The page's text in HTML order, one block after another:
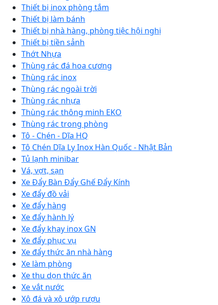
Thiết bị inox phòng tắm
Thiết bị làm bánh
Thiết bị nhà hàng, phòng tiệc hội nghị
Thiết bị tiền sảnh
Thớt Nhựa
Thùng rác đá hoa cương
Thùng rác inox
Thùng rác ngoài trời
Thùng rác nhựa
Thùng rác thông minh EKO
Thùng rác trong phòng
Tô - Chén - Dĩa HQ
Tô Chén Dĩa Ly Inox Hàn Quốc - Nhật Bản
Tủ lạnh minibar
Vá, vợt, sạn
Xe Đẩy Bàn Đẩy Ghế Đẩy Kính
Xe đẩy đồ vải
Xe đẩy hàng
Xe đẩy hành lý
Xe đẩy khay inox GN
Xe đẩy phục vụ
Xe đẩy thức ăn nhà hàng
Xe làm phòng
Xe thu dọn thức ăn
Xe vắt nước
Xô đá và xô ướp rượu